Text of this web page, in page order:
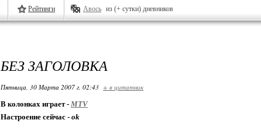
Рейтинги Авось из (+ сутки) дневников
БЕЗ ЗАГОЛОВКА
Пятница, 30 Марта 2007 г. 02:43 + в цитатник
В колонках играет - MTV
Настроение сейчас - ok